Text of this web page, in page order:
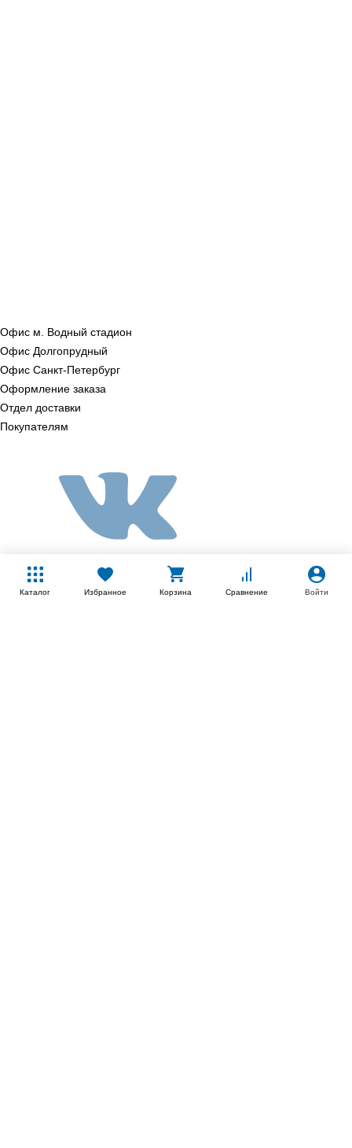
Каталог Избранное Корзина Сравнение Войти
Офис м. Водный стадион
Офис Долгопрудный
Офис Санкт‑Петербург
Оформление заказа
Отдел доставки
Покупателям